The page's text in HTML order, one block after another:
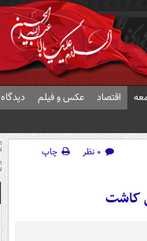
اقتصاد عکس و فیلم دیدگاه
۰ نظر
چاپ
کاشت